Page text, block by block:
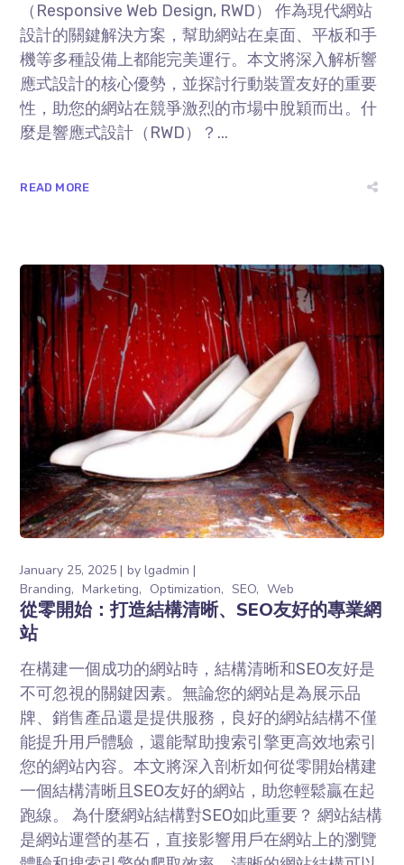
（Responsive Web Design, RWD） 作為現代網站
設計的關鍵解決⽅案，幫助網站在桌⾯、平板和⼿
機等多種設備上都能完美運⾏。本⽂將深⼊解析響
應式設計的核⼼優勢，並探討⾏動裝置友好的重要
性，助您的網站在競爭激烈的市場中脫穎⽽出。什
麼是響應式設計（RWD）？...
READ MORE
January 25, 2025 bylgadmin
Branding
Marketing Optimization SEO Web
從零開始：打造結構清晰、SEO友好的專業網
站
在構建⼀個成功的網站時，結構清晰和SEO友好是
不可忽視的關鍵因素。無論您的網站是為展⽰品
牌、銷售產品還是提供服務，良好的網站結構不僅
能提升⽤戶體驗，還能幫助搜索引擎更⾼效地索引
您的網站內容。本⽂將深⼊剖析如何從零開始構建
⼀個結構清晰且SEO友好的網站，助您輕鬆贏在起
跑線。 為什麼網站結構對SEO如此重要？ 網站結構
是網站運營的基⽯，直接影響⽤戶在網站上的瀏覽